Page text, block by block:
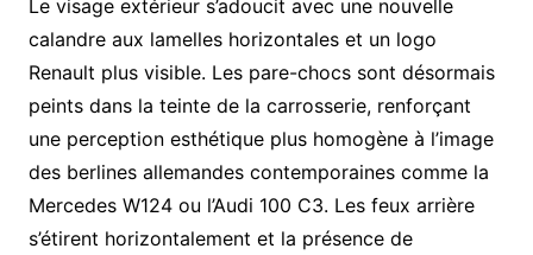
Le visage extérieur s’adoucit avec une nouvelle
calandre aux lamelles horizontales et un logo
Renault plus visible. Les pare-chocs sont désormais
peints dans la teinte de la carrosserie, renforçant
une perception esthétique plus homogène à l’image
des berlines allemandes contemporaines comme la
Mercedes W124 ou l’Audi 100 C3. Les feux arrière
s’étirent horizontalement et la présence de